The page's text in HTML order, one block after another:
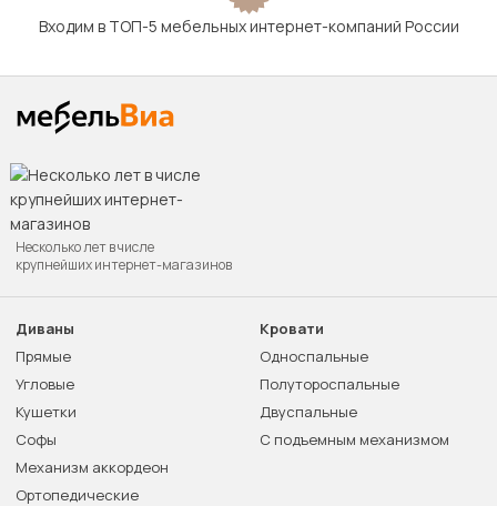
Входим в ТОП-5 мебельных интернет-компаний России
Несколько лет в числе
крупнейших интернет-магазинов
Диваны
Прямые
Угловые
Кушетки
Софы
Механизм аккордеон
Ортопедические
Кровати
Односпальные
Полутороспальные
Двуспальные
С подъемным механизмом